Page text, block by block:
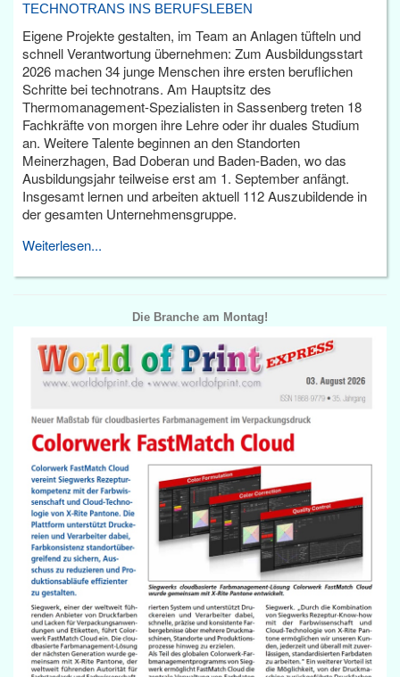
TECHNOTRANS INS BERUFSLEBEN
Eigene Projekte gestalten, im Team an Anlagen tüfteln und
schnell Verantwortung übernehmen: Zum Ausbildungsstart
2026 machen 34 junge Menschen ihre ersten beruflichen
Schritte bei technotrans. Am Hauptsitz des
Thermomanagement-Spezialisten in Sassenberg treten 18
Fachkräfte von morgen ihre Lehre oder ihr duales Studium
an. Weitere Talente beginnen an den Standorten
Meinerzhagen, Bad Doberan und Baden-Baden, wo das
Ausbildungsjahr teilweise erst am 1. September anfängt.
Insgesamt lernen und arbeiten aktuell 112 Auszubildende in
der gesamten Unternehmensgruppe.
Weiterlesen...
Die Branche am Montag!